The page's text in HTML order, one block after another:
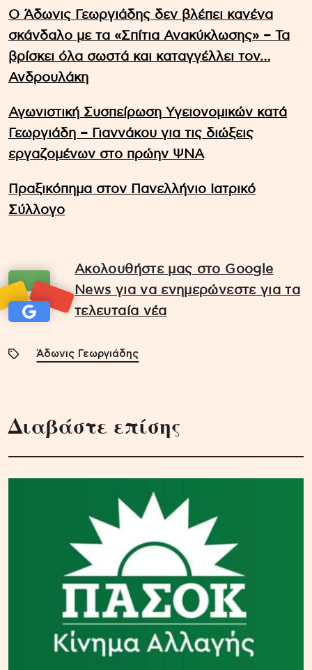
Ο Άδωνις Γεωργιάδης δεν βλέπει κανένα
σκάνδαλο με τα «Σπίτια Ανακύκλωσης» – Τα
βρίσκει όλα σωστά και καταγγέλλει τον…
Ανδρουλάκη
Αγωνιστική Συσπείρωση Υγειονομικών κατά
Γεωργιάδη – Γιαννάκου για τις διώξεις
εργαζομένων στο πρώην ΨΝΑ
Πραξικόπημα στον Πανελλήνιο Ιατρικό
Σύλλογο
Ακολουθήστε μας στο Google
News για να ενημερώνεστε για τα
τελευταία νέα
Άδωνις Γεωργιάδης
Διαβάστε επίσης